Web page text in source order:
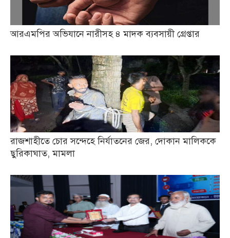
আরএমপির অভিযানে নারীসহ ৪ মাদক ব্যবসায়ী গ্রেপ্তার
রাজশাহীতে চোর সন্দেহে নির্যাতনের জের, দোকান মালিককে
ছুরিকাঘাত, মামলা